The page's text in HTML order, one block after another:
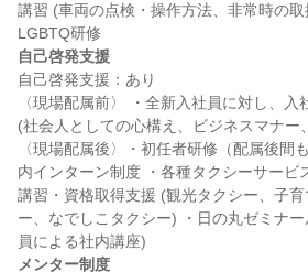
講習 (車両の点検・操作方法、非常時の取
自己啓発支援
自己啓発支援：あり
〈現場配属前〉 ・全新入社員に対し、
(社会人としての心構え、ビジネスマナー
〈現場配属後〉・初任者研修（配属後間
内インターン制度 ・各種タクシーサービ
講習・資格取得支援 (観光タクシー、子
ー、なでしこタクシー) ・日の丸ゼミナ
メンター制度